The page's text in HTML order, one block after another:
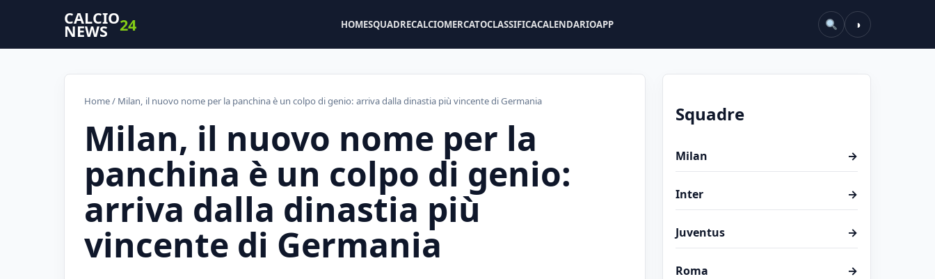
CALCIO
NEWS 24 HOMESQUADRECALCIOMERCATOCLASSIFICACALENDARIOAPP ◑
Home/ Milan, il nuovo nome per la panchina è un colpo di genio: arriva dalla dinastia più vincente di Germania
Milan, il nuovo nome per la
panchina è un colpo di genio:
arriva dalla dinastia più
vincente di Germania
Squadre
Milan →
Inter →
Juventus →
Roma →